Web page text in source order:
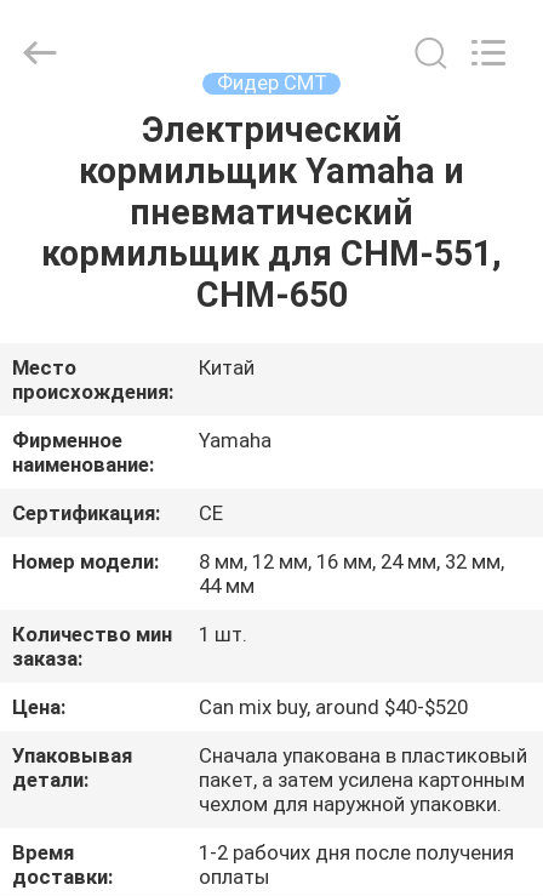
ПРОДУКЦИЯ
ВИДЕОЗАПИСИ
О
НАС
ЭКСКУРСИЯ
ПО
ЗАВОДУ
КОНТРОЛЬ
СВЯЖИТЕСЬ
С
НАМИ
TECHNOLOGY
LIMITED.
Фидер СМТ
Электрический
кормильщик Yamaha и
пневматический
кормильщик для CHM-551,
CHM-650
Место
происхождения:
Китай
Фирменное
наименование:
Yamaha
Сертификация:
CE
Номер модели:
8 мм, 12 мм, 16 мм, 24 мм, 32 мм,
44 мм
Количество мин
заказа:
1 шт.
Цена:
Can mix buy, around $40-$520
Упаковывая
детали:
Сначала упакована в пластиковый
пакет, а затем усилена картонным
чехлом для наружной упаковки.
Время
доставки:
1-2 рабочих дня после получения
оплаты